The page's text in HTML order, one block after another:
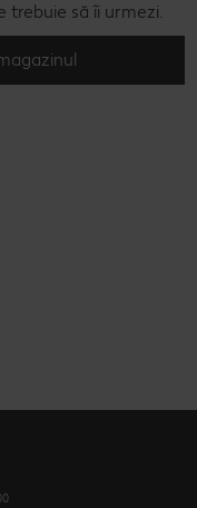
trebuie să îi urmezi.